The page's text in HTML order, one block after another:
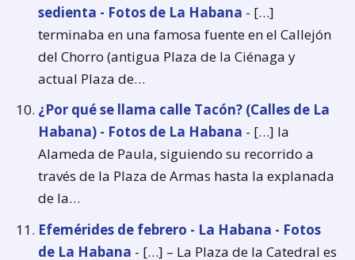
sedienta - Fotos de La Habana - […]
terminaba en una famosa fuente en el Callejón
del Chorro (antigua Plaza de la Ciénaga y
actual Plaza de…
¿Por qué se llama calle Tacón? (Calles de La
Habana) - Fotos de La Habana - […] la
Alameda de Paula, siguiendo su recorrido a
través de la Plaza de Armas hasta la explanada
de la…
Efemérides de febrero - La Habana - Fotos
de La Habana - […] – La Plaza de la Catedral es